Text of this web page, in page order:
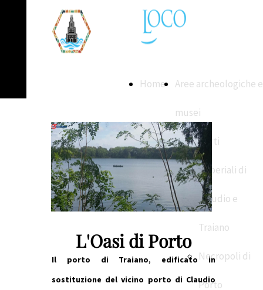
Home Aree archeologiche e
musei
Porti
Imperiali di
Claudio e
Traiano
Necropoli di
Porto
L'Oasi di Porto
Il porto di Traiano, edificato in
sostituzione del vicino porto di Claudio